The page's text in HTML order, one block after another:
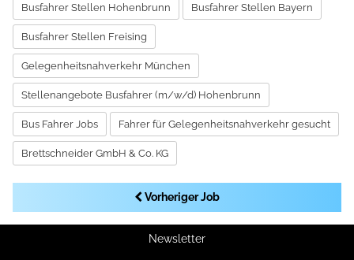
Busfahrer Stellen Hohenbrunn Busfahrer Stellen Bayern
Busfahrer Stellen Freising
Gelegenheitsnahverkehr München
Stellenangebote Busfahrer (m/w/d) Hohenbrunn
Bus Fahrer Jobs Fahrer für Gelegenheitsnahverkehr gesucht
Brettschneider GmbH & Co. KG
Vorheriger Job
Newsletter